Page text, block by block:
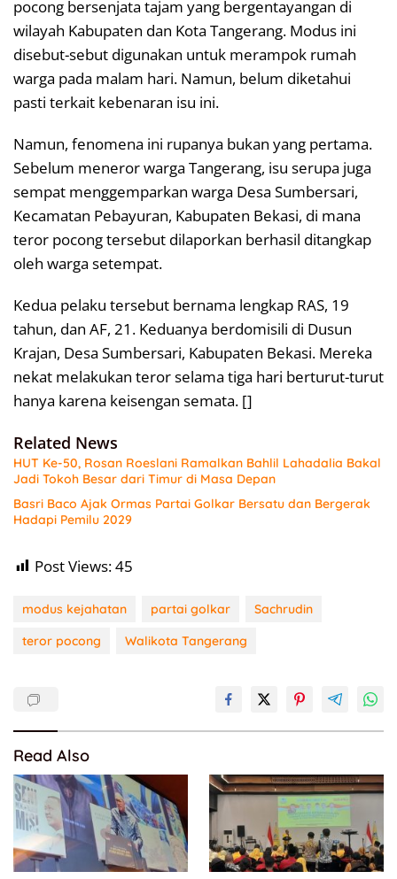
pocong bersenjata tajam yang bergentayangan di
wilayah Kabupaten dan Kota Tangerang. Modus ini
disebut-sebut digunakan untuk merampok rumah
warga pada malam hari. Namun, belum diketahui
pasti terkait kebenaran isu ini.
Namun, fenomena ini rupanya bukan yang pertama.
Sebelum meneror warga Tangerang, isu serupa juga
sempat menggemparkan warga Desa Sumbersari,
Kecamatan Pebayuran, Kabupaten Bekasi, di mana
teror pocong tersebut dilaporkan berhasil ditangkap
oleh warga setempat.
Kedua pelaku tersebut bernama lengkap RAS, 19
tahun, dan AF, 21. Keduanya berdomisili di Dusun
Krajan, Desa Sumbersari, Kabupaten Bekasi. Mereka
nekat melakukan teror selama tiga hari berturut-turut
hanya karena keisengan semata. []
Related News
HUT Ke-50, Rosan Roeslani Ramalkan Bahlil Lahadalia Bakal
Jadi Tokoh Besar dari Timur di Masa Depan
Basri Baco Ajak Ormas Partai Golkar Bersatu dan Bergerak
Hadapi Pemilu 2029
Post Views:45
modus kejahatan partai golkar
Sachrudin
teror pocong
Walikota Tangerang
Read Also